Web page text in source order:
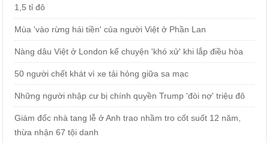
1,5 tỉ đô
Mùa 'vào rừng hái tiền' của người Việt ở Phần Lan
Nàng dâu Việt ở London kể chuyện 'khó xử' khi lắp điều hòa
50 người chết khát vì xe tải hỏng giữa sa mạc
Những người nhập cư bị chính quyền Trump 'đòi nợ' triệu đô
Giám đốc nhà tang lễ ở Anh trao nhầm tro cốt suốt 12 năm,
thừa nhận 67 tội danh